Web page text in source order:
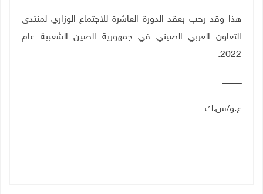
هذا وقد رحب بعقد الدورة العاشرة للاجتماع الوزاري لمنتدى
التعاون العربي الصيني في جمهورية الصين الشعبية عام
2022.
ــــــــــــــــ
ع.و/س.ك